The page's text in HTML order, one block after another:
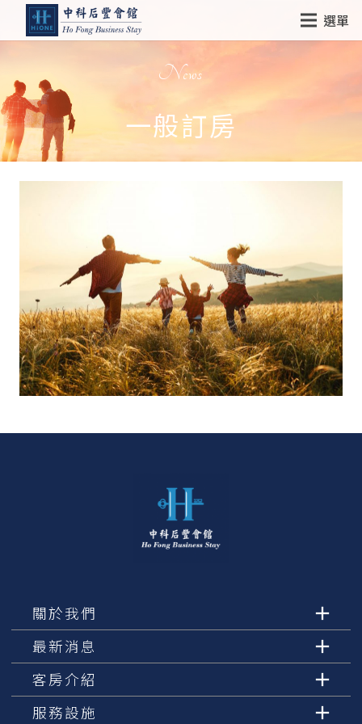
選單
News
一般訂房
關於我們
最新消息
客房介紹
服務設施